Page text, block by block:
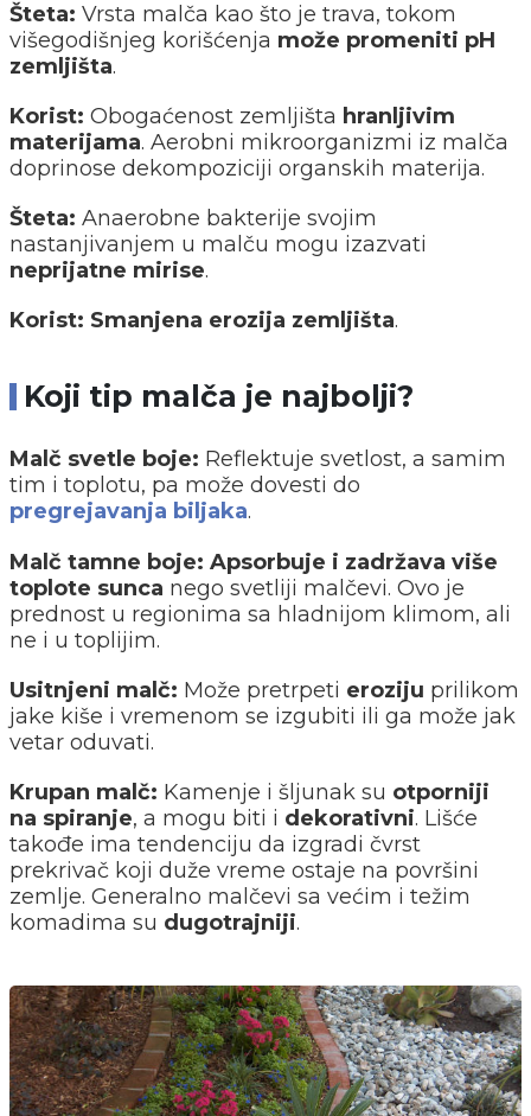
Šteta: Vrsta malča kao što je trava, tokom
višegodišnjeg korišćenja može promeniti pH
zemljišta.
Korist: Obogaćenost zemljišta hranljivim
materijama. Aerobni mikroorganizmi iz malča
doprinose dekompoziciji organskih materija.
Šteta: Anaerobne bakterije svojim
nastanjivanjem u malču mogu izazvati
neprijatne mirise.
Korist: Smanjena erozija zemljišta.
Koji tip malča je najbolji?
Malč svetle boje: Reflektuje svetlost, a samim
tim i toplotu, pa može dovesti do
pregrejavanja biljaka.
Malč tamne boje: Apsorbuje i zadržava više
toplote sunca nego svetliji malčevi. Ovo je
prednost u regionima sa hladnijom klimom, ali
ne i u toplijim.
Usitnjeni malč: Može pretrpeti eroziju prilikom
jake kiše i vremenom se izgubiti ili ga može jak
vetar oduvati.
Krupan malč: Kamenje i šljunak su otporniji
na spiranje, a mogu biti i dekorativni. Lišće
takođe ima tendenciju da izgradi čvrst
prekrivač koji duže vreme ostaje na površini
zemlje. Generalno malčevi sa većim i težim
komadima su dugotrajniji.